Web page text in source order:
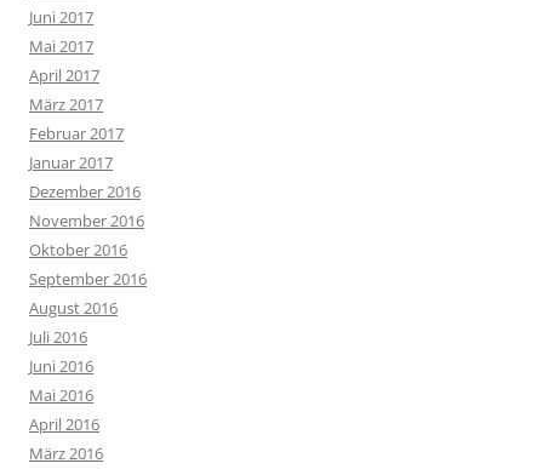
Juni 2017
Mai 2017
April 2017
März 2017
Februar 2017
Januar 2017
Dezember 2016
November 2016
Oktober 2016
September 2016
August 2016
Juli 2016
Juni 2016
Mai 2016
April 2016
März 2016